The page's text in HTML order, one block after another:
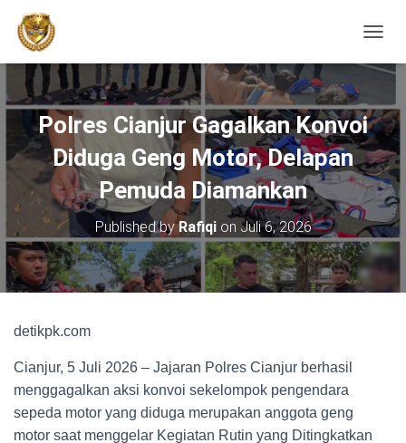
Polres Cianjur Gagalkan Konvoi
Diduga Geng Motor, Delapan
Pemuda Diamankan
Published byRafiqion Juli 6, 2026
detikpk.com
Cianjur, 5 Juli 2026 – Jajaran Polres Cianjur berhasil
menggagalkan aksi konvoi sekelompok pengendara
sepeda motor yang diduga merupakan anggota geng
motor saat menggelar Kegiatan Rutin yang Ditingkatkan